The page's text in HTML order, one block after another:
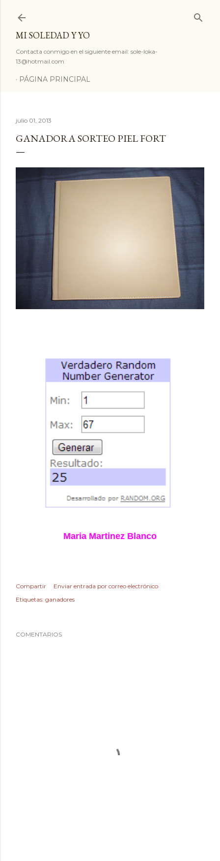
MI SOLEDAD Y YO
Contacta conmigo en el siguiente email: sole-loka-
13@hotmail.com
PÁGINA PRINCIPAL
julio 01, 2013
GANADORA SORTEO PIEL FORT
Maria Martinez Blanco
Compartir
Enviar entrada por correo electrónico
Etiquetas: ganadores
COMENTARIOS